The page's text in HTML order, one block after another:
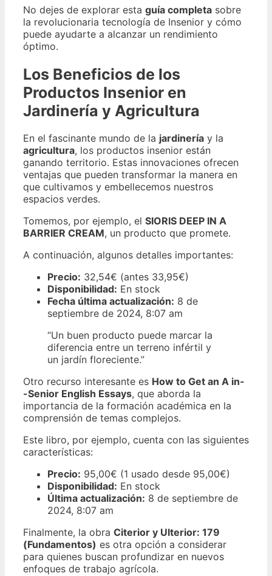
No dejes de explorar esta guía completa sobre
la revolucionaria tecnología de Insenior y cómo
puede ayudarte a alcanzar un rendimiento
óptimo.
Los Beneficios de los
Productos Insenior en
Jardinería y Agricultura
En el fascinante mundo de la jardinería y la
agricultura, los productos insenior están
ganando territorio. Estas innovaciones ofrecen
ventajas que pueden transformar la manera en
que cultivamos y embellecemos nuestros
espacios verdes.
Tomemos, por ejemplo, el SIORIS DEEP IN A
BARRIER CREAM, un producto que promete.
A continuación, algunos detalles importantes:
Precio: 32,54€ (antes 33,95€)
Disponibilidad: En stock
Fecha última actualización: 8 de
septiembre de 2024, 8:07 am
“Un buen producto puede marcar la
diferencia entre un terreno infértil y
un jardín floreciente.”
Otro recurso interesante es How to Get an A in-
-Senior English Essays, que aborda la
importancia de la formación académica en la
comprensión de temas complejos.
Este libro, por ejemplo, cuenta con las siguientes
características:
Precio: 95,00€ (1 usado desde 95,00€)
Disponibilidad: En stock
Última actualización: 8 de septiembre de
2024, 8:07 am
Finalmente, la obra Citerior y Ulterior: 179
(Fundamentos) es otra opción a considerar
para quienes buscan profundizar en nuevos
enfoques de trabajo agrícola.